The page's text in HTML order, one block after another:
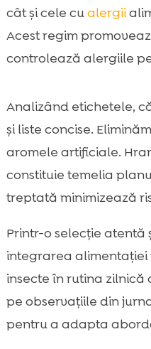
cât și cele cualergii
Acest regim
controlează alergiile
Analizând etichetele,
și liste concise.
aromele artificiale.
constituie temelia
treptată minimizează
Printr-o selecție atentă
integrarea
insecte în rutina zilnică
pe observațiile din
pentru a adapta